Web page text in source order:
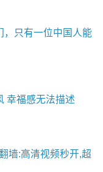
，只有一位中国人能
幸福感无法描述
墙:高清视频秒开,超